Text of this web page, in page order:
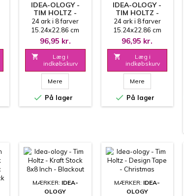
IDEA-OLOGY -
TIM HOLTZ -
KRAFT STOCK -
NEUTRAL
24 ark i 8 farver
15.24x22.86 cm
96,95 kr.

Læg i
indkøbskurv
Mere
 På lager
IDEA-OLOGY -
TIM HOLTZ -
KRAFT STOCK -
COOL
24 ark i 8 farver
15.24x22.86 cm
96,95 kr.

Læg i
indkøbskurv
Mere
 På lager
MÆRKER: IDEA-
OLOGY
MÆRKER: IDEA-
OLOGY